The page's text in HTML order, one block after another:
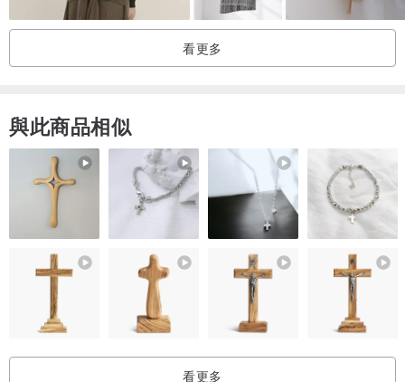
棉 46.9%
尺寸：
衣長 53cm
肩寬 40cm
胸圍 100cm
袖長 23cm
袖窿 44cm
袖口 24cm
領圍 48cm
下襬 82cm
看更多
與此商品相似
看更多